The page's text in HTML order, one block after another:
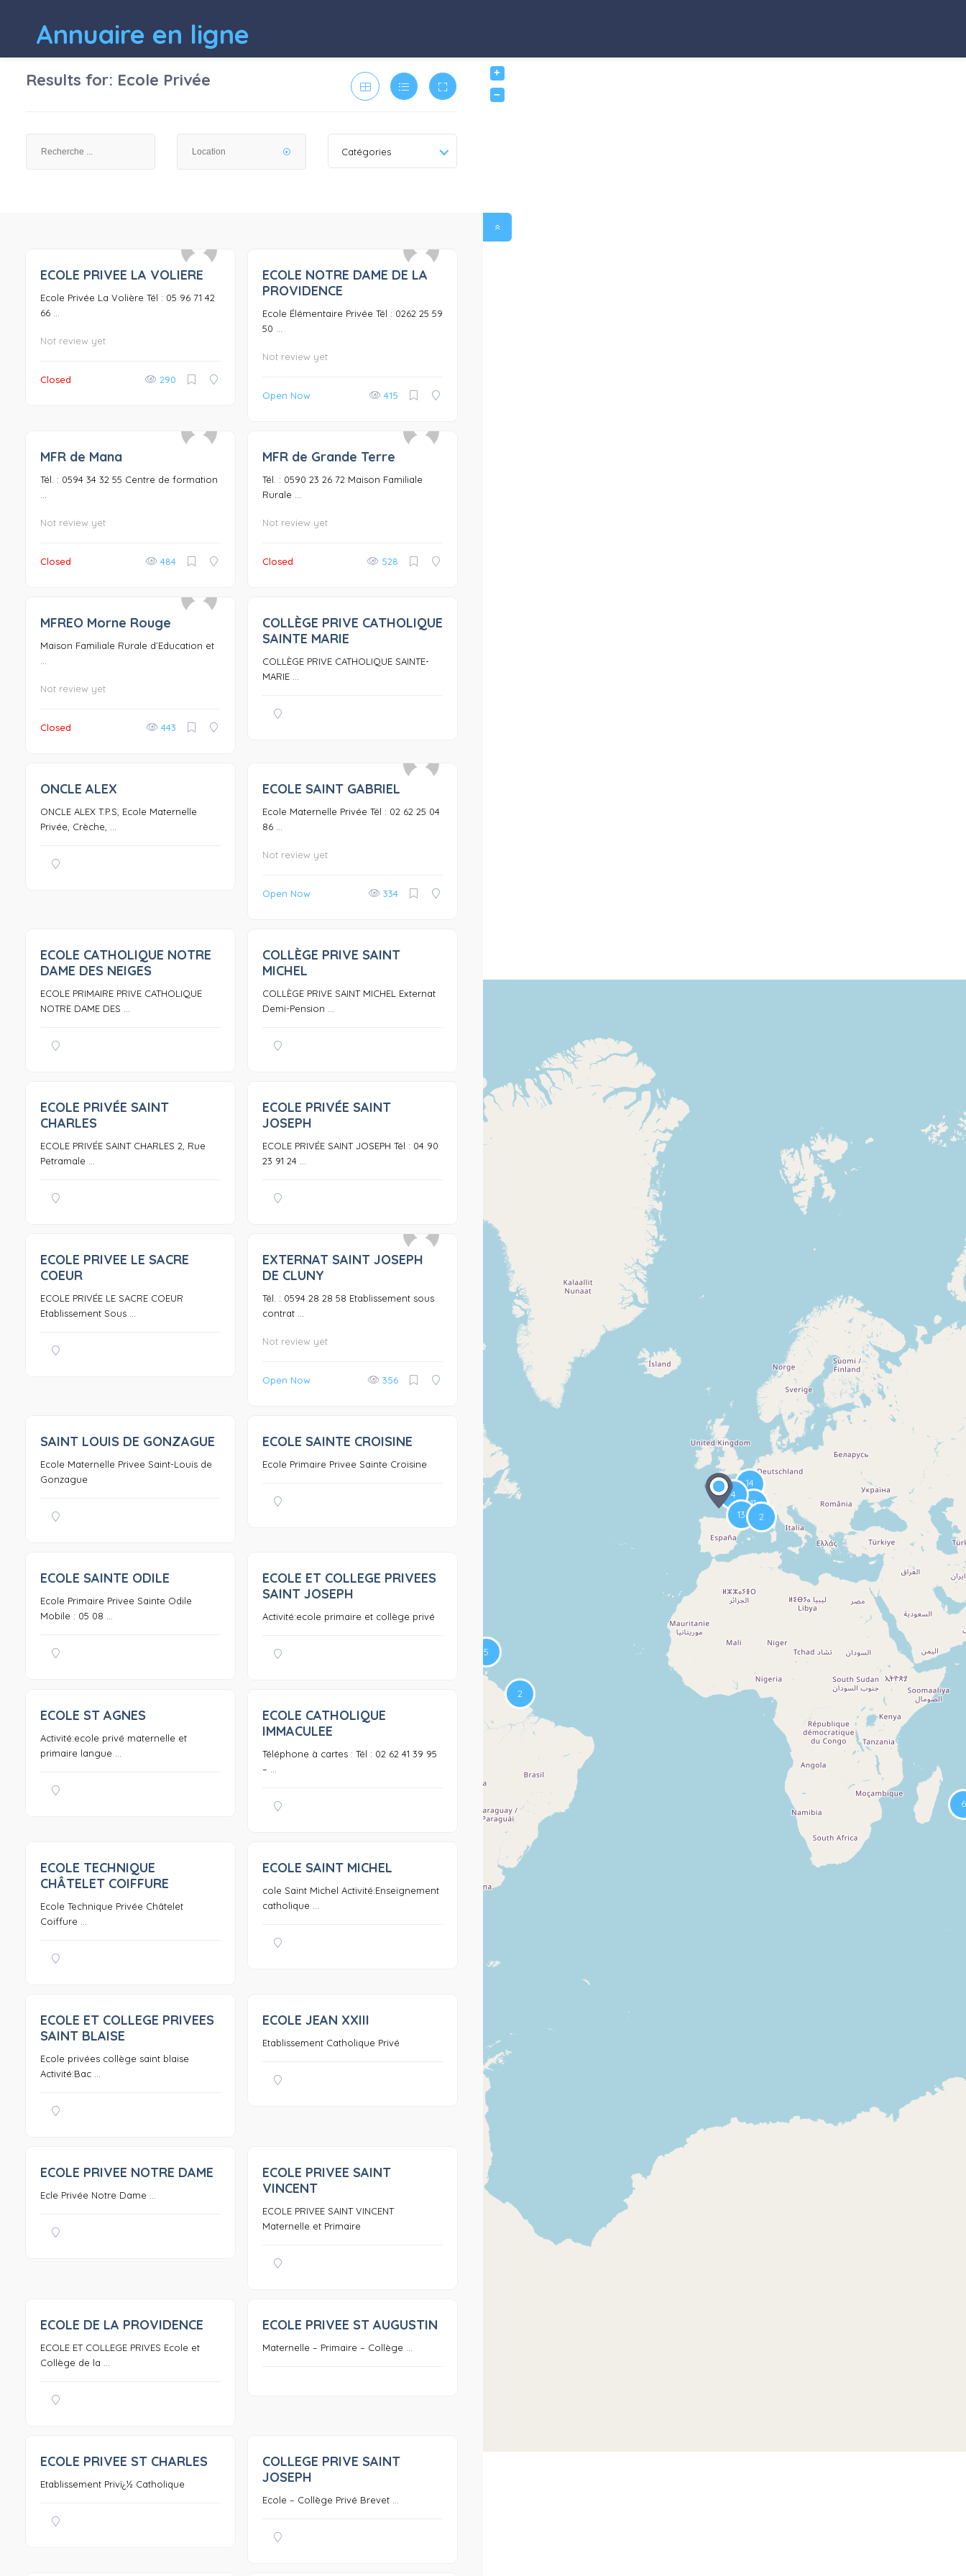
Annuaire en ligne
+
−
Results for: Ecole Privée
Catégories
0
ECOLE PRIVEE LA VOLIERE
Ecole Privée La Volière Tél : 05 96 71 42
66 ...
Not review yet
Closed 290
0
ECOLE NOTRE DAME DE LA
PROVIDENCE
Ecole Élémentaire Privée Tél : 0262 25 59
50 ...
Not review yet
Open Now 415
MFR de Mana
Tél. : 0594 34 32 55 Centre de formation
Not review yet
Closed 484
MFR de Grande Terre
Tél. : 0590 23 26 72 Maison Familiale
Rurale ...
Not review yet
Closed 528
MFREO Morne Rouge
Maison Familiale Rurale d’Education et
Not review yet
Closed 443
0
COLLÈGE PRIVE CATHOLIQUE
SAINTE MARIE
COLLÈGE PRIVE CATHOLIQUE SAINTE-
MARIE ...
ONCLE ALEX
ONCLE ALEX T.P.S, Ecole Maternelle
Privée, Crèche, ...
ECOLE SAINT GABRIEL
Ecole Maternelle Privée Tél : 02 62 25 04
86 ...
Not review yet
Open Now 334
0
ECOLE CATHOLIQUE NOTRE
DAME DES NEIGES
ECOLE PRIMAIRE PRIVE CATHOLIQUE
NOTRE DAME DES ...
COLLÈGE PRIVE SAINT
MICHEL
COLLÈGE PRIVE SAINT MICHEL Externat
Demi-Pension ...
ECOLE PRIVÉE SAINT
CHARLES
ECOLE PRIVÉE SAINT CHARLES 2, Rue
Petramale ...
ECOLE PRIVÉE SAINT
JOSEPH
ECOLE PRIVÉE SAINT JOSEPH Tél : 04 90
23 91 24 ...
ECOLE PRIVEE LE SACRE
COEUR
ECOLE PRIVÉE LE SACRE COEUR
Etablissement Sous ...
0
EXTERNAT SAINT JOSEPH
DE CLUNY
Tél. : 0594 28 28 58 Etablissement sous
contrat ...
Not review yet
Open Now 356
0
SAINT LOUIS DE GONZAGUE
Ecole Maternelle Privee Saint-Louis de
Gonzague
ECOLE SAINTE CROISINE
Ecole Primaire Privee Sainte Croisine
ECOLE SAINTE ODILE
Ecole Primaire Privee Sainte Odile
Mobile : 05 08 ...
0
ECOLE ET COLLEGE PRIVEES
SAINT JOSEPH
Activité:ecole primaire et collège privé
ECOLE ST AGNES
Activité:ecole privé maternelle et
primaire langue ...
ECOLE CATHOLIQUE
IMMACULEE
Téléphone à cartes : Tél : 02 62 41 39 95
– ...
ECOLE TECHNIQUE
CHÂTELET COIFFURE
Ecole Technique Privée Châtelet
Coiffure ...
ECOLE SAINT MICHEL
cole Saint Michel Activité:Enseignement
catholique ...
0
ECOLE ET COLLEGE PRIVEES
SAINT BLAISE
Ecole privées collège saint blaise
Activité:Bac ...
ECOLE JEAN XXIII
Etablissement Catholique Privé
0
ECOLE PRIVEE NOTRE DAME
Ecle Privée Notre Dame ...
ECOLE PRIVEE SAINT
VINCENT
ECOLE PRIVEE SAINT VINCENT
Maternelle et Primaire
0
ECOLE DE LA PROVIDENCE
ECOLE ET COLLEGE PRIVES Ecole et
Collège de la ...
0
ECOLE PRIVEE ST AUGUSTIN
Maternelle – Primaire – Collège ...
0
ECOLE PRIVEE ST CHARLES
Etablissement Privï¿½ Catholique
COLLEGE PRIVE SAINT
JOSEPH
Ecole – Collège Privé Brevet ...